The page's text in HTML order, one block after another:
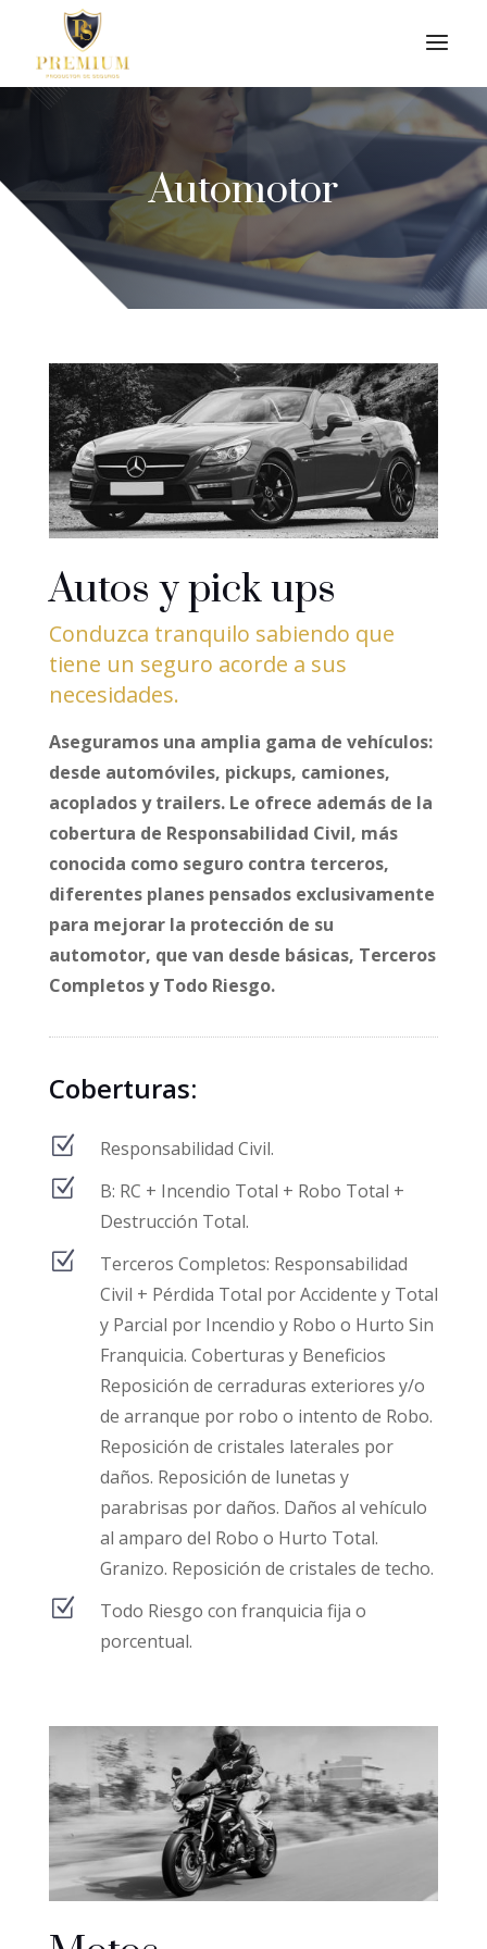
Automotor
Autos y pick ups
Conduzca tranquilo sabiendo que
tiene un seguro acorde a sus
necesidades.
Aseguramos una amplia gama de vehículos:
desde automóviles, pickups, camiones,
acoplados y trailers. Le ofrece además de la
cobertura de Responsabilidad Civil, más
conocida como seguro contra terceros,
diferentes planes pensados exclusivamente
para mejorar la protección de su
automotor, que van desde básicas, Terceros
Completos y Todo Riesgo.
Coberturas:
Z Responsabilidad Civil.
Z
B: RC + Incendio Total + Robo Total +
Destrucción Total.
Z
Terceros Completos: Responsabilidad
Civil + Pérdida Total por Accidente y Total
y Parcial por Incendio y Robo o Hurto Sin
Franquicia. Coberturas y Beneficios
Reposición de cerraduras exteriores y/o
de arranque por robo o intento de Robo.
Reposición de cristales laterales por
daños. Reposición de lunetas y
parabrisas por daños. Daños al vehículo
al amparo del Robo o Hurto Total.
Granizo. Reposición de cristales de techo.
Z
Todo Riesgo con franquicia fija o
porcentual.